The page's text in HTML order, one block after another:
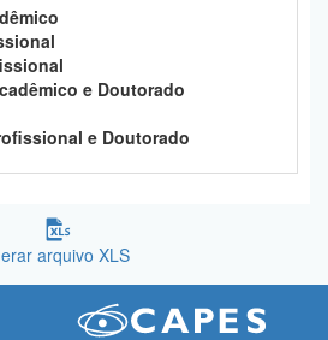
e Doutorado
e Doutorado
arquivo XLS